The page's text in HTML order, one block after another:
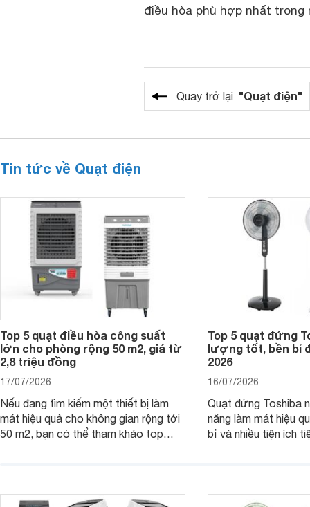
điều hòa phù hợp nhất trong
Quay trở lại "Quạt điện"
Tin tức về Quạt điện
Top 5 quạt điều hòa công suất
lớn cho phòng rộng 50 m2, giá từ
2,8 triệu đồng
17/07/2026
Nếu đang tìm kiếm một thiết bị làm
mát hiệu quả cho không gian rộng tới
50 m2, bạn có thể tham khảo top
Top 5 quạt đứng
lượng tốt, bền bỉ
2026
16/07/2026
Quạt đứng Toshiba
năng làm mát hiệu
bỉ và nhiều tiện ích